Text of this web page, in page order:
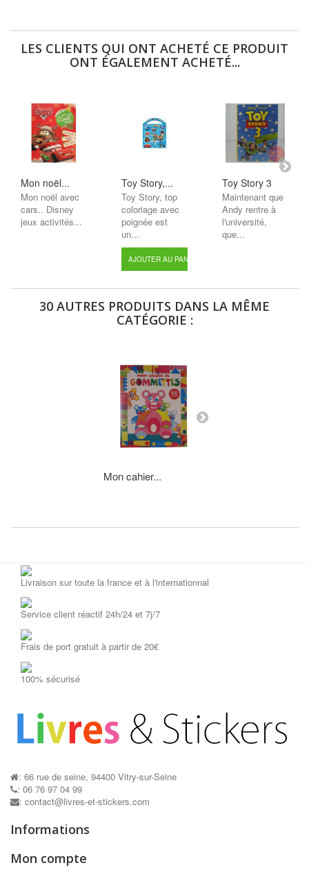
LES CLIENTS QUI ONT ACHETÉ CE PRODUIT
ONT ÉGALEMENT ACHETÉ...
Mon noël...
Mon noël avec
cars.. Disney
jeux activités...
Toy Story,...
Toy Story, top
coloriage avec
poignée est
un...
AJOUTER AU PANIER
Toy Story 3
Maintenant que
Andy rentre à
l'université,
que...
30 AUTRES PRODUITS DANS LA MÊME
CATÉGORIE :
Mon cahier...
Pochoirs...
Livraison sur toute la france et à l'internationnal
Service client réactif 24h/24 et 7j/7
Frais de port gratuit à partir de 20€
100% sécurisé
: 66 rue de seine, 94400 Vitry-sur-Seine
: 06 76 97 04 99
: contact@livres-et-stickers.com
Informations
Mon compte